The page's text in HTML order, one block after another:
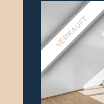
VERKAUFT